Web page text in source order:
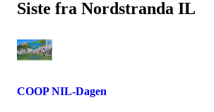
Siste fra Nordstranda IL
COOP NIL-Dagen